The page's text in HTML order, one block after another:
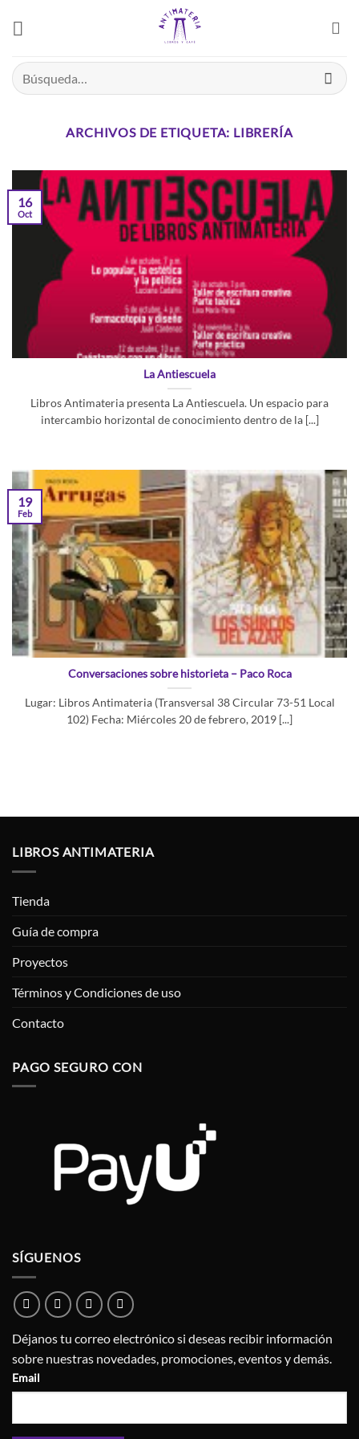
Buscar
por:
ARCHIVOS DE ETIQUETA: LIBRERÍA
La Antiescuela
Libros Antimateria presenta La Antiescuela. Un espacio para
intercambio horizontal de conocimiento dentro de la [...]
16
Oct
Conversaciones sobre historieta – Paco Roca
Lugar: Libros Antimateria (Transversal 38 Circular 73-51 Local
102) Fecha: Miércoles 20 de febrero, 2019 [...]
19
Feb
LIBROS ANTIMATERIA
Tienda
Guía de compra
Proyectos
Términos y Condiciones de uso
Contacto
PAGO SEGURO CON
SÍGUENOS
Déjanos tu correo electrónico si deseas recibir información
sobre nuestras novedades, promociones, eventos y demás.
Email